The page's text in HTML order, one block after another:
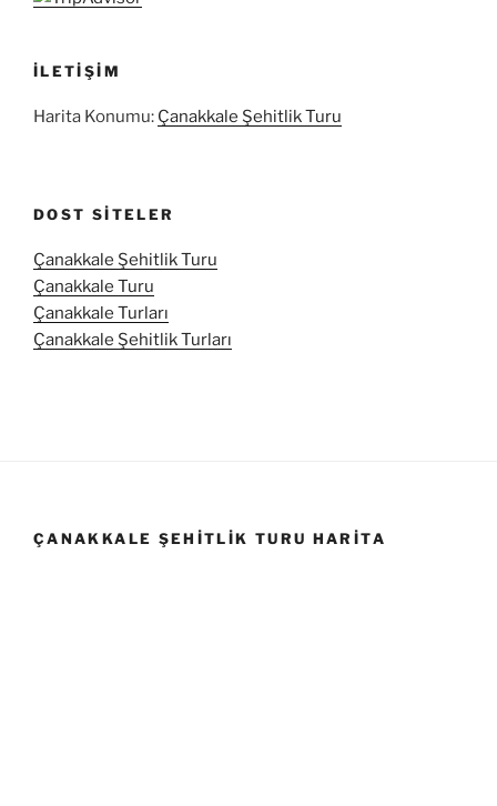
İLETIŞIM
Harita Konumu: Çanakkale Şehitlik Turu
DOST SITELER
Çanakkale Şehitlik Turu
Çanakkale Turu
Çanakkale Turları
Çanakkale Şehitlik Turları
ÇANAKKALE ŞEHITLIK TURU HARITA